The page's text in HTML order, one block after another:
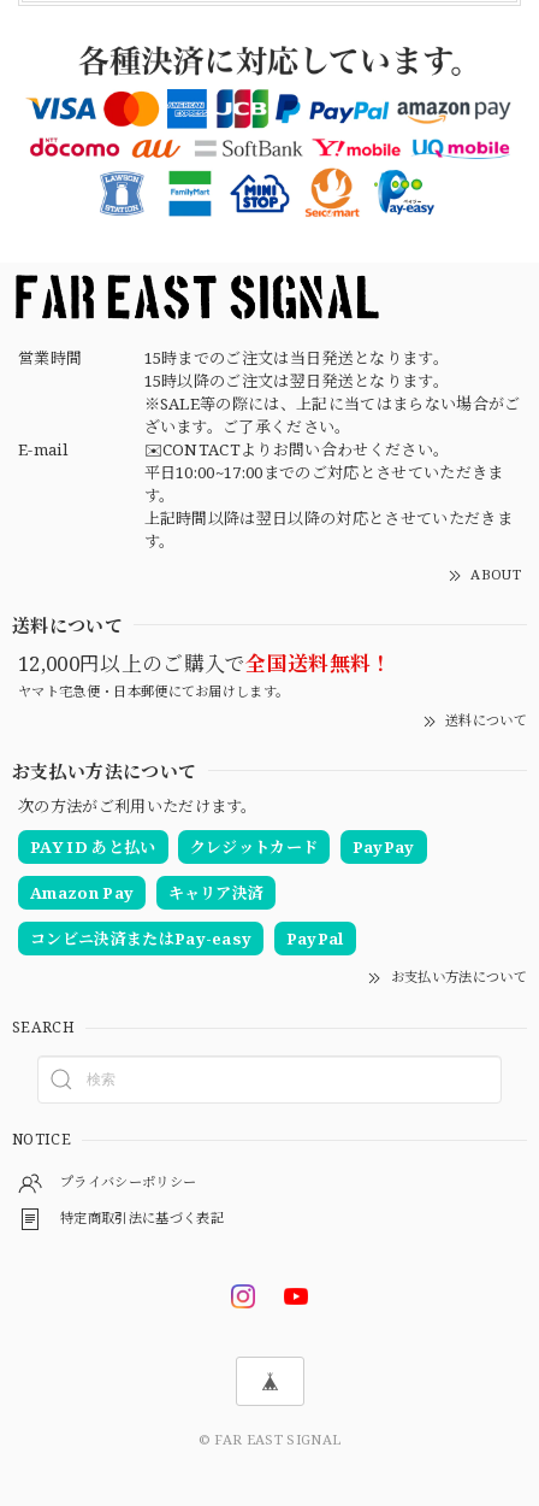
NAVY
2026/04/21
【USED】Canadian Army IECS Fleece Pants 実物 カナダ軍 フリースパンツ ユーズド
⑥サイズ
2026/04/17
営業時間
15時までのご注文は当日発送となります。
15時以降のご注文は翌日発送となります。
※SALE等の際には、上記に当てはまらない場合がご
ざいます。ご了承ください。
E-mail
✉️CONTACTよりお問い合わせください。
平日10:00~17:00までのご対応とさせていただきま
す。
上記時間以降は翌日以降の対応とさせていただきま
す。
ABOUT
送料について
12,000円以上のご購入で全国送料無料！
ヤマト宅急便・日本郵便にてお届けします。
送料について
お支払い方法について
次の方法がご利用いただけます。
PAY ID あと払い
クレジットカード PayPay
Amazon Pay キャリア決済
コンビニ決済またはPay-easy PayPal
お支払い方法について
SEARCH
NOTICE
プライバシーポリシー
特定商取引法に基づく表記
© FAR EAST SIGNAL